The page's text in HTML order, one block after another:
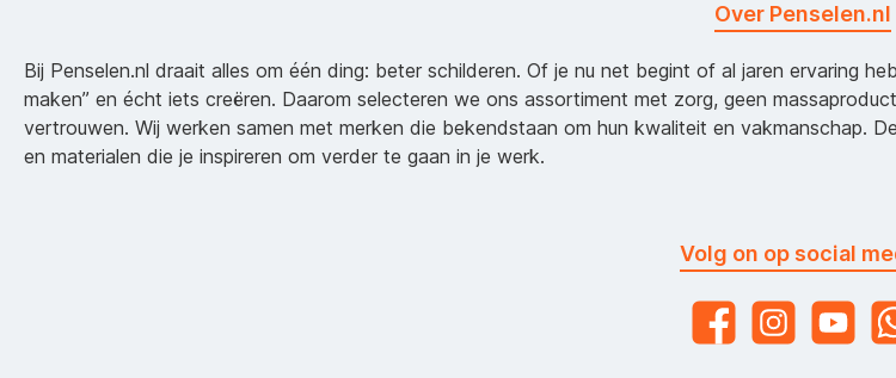
Over Penselen.nl
Bij Penselen.nl draait alles om één ding: beter schilderen. Of je nu net begint of al jaren ervaring
maken” en écht iets creëren. Daarom selecteren we ons assortiment met zorg, geen
vertrouwen. Wij werken samen met merken die bekendstaan om hun kwaliteit en vakmanschap.
en materialen die je inspireren om verder te gaan in je werk.
Volg on op social